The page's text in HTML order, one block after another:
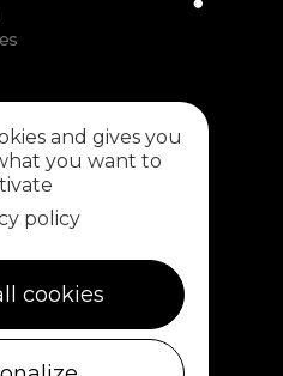
and gives you
you want to
policy
cookies